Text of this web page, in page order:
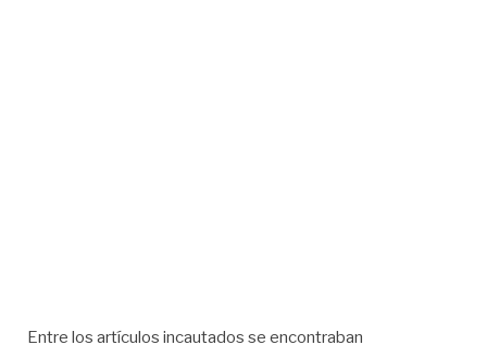
Entre los artículos incautados se encontraban